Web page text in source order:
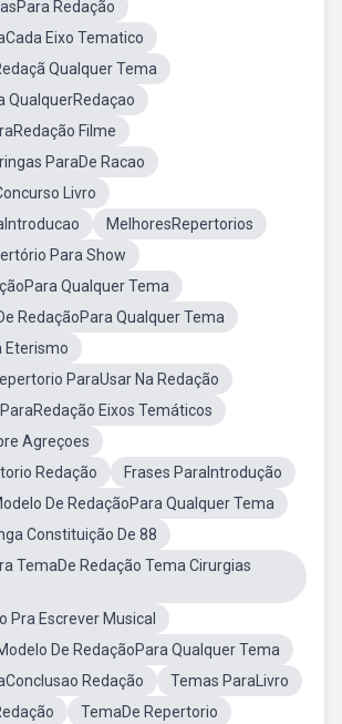
Redação
Eixo Tematico
Qualquer Tema
QualquerRedaçao
Filme
ParaDe Racao
Livro
MelhoresRepertorios
Para Show
Qualquer Tema
RedaçãoPara Qualquer Tema
Eterismo
ParaUsar Na Redação
Eixos Temáticos
Agreçoes
Redação
Frases ParaIntrodução
De RedaçãoPara Qualquer Tema
Constituição De 88
TemaDe Redação Tema Cirurgias
Pra Escrever Musical
De RedaçãoPara Qualquer Tema
Redação
Temas ParaLivro
TemaDe Repertorio